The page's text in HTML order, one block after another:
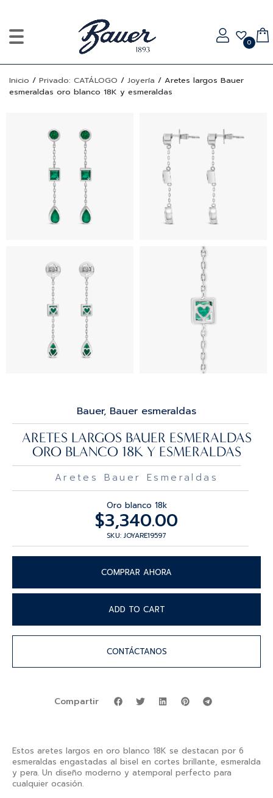
0
Inicio / Privado: CATÁLOGO / Joyería / Aretes largos Bauer
esmeraldas oro blanco 18K y esmeraldas
Bauer, Bauer esmeraldas
ARETES LARGOS BAUER ESMERALDAS
ORO BLANCO 18K Y ESMERALDAS
Aretes Bauer Esmeraldas
Oro blanco 18k
$3,340.00
SKU: JOYARE19597
COMPRAR AHORA
ADD TO CART
CONTÁCTANOS
Compartir
Estos aretes largos en oro blanco 18K se destacan por 6
esmeraldas engastadas al bisel en cortes brillante, esmeralda
y pera. Un diseño moderno y atemporal perfecto para
cualquier ocasión.